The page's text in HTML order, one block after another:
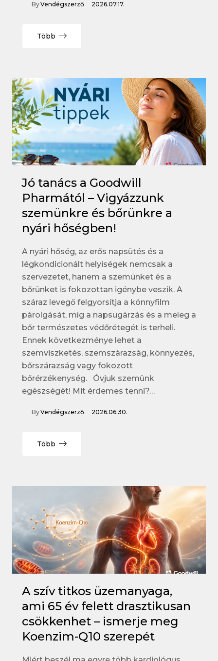
ByVendégszerző 2026.07.17.
Több
Jó tanács a Goodwill
Pharmától – Vigyázzunk
szemünkre és bőrünkre a
nyári hőségben!
A nyári hőség, az erős napsütés és a
légkondicionált helyiségek nemcsak a
szervezetet, hanem a szemünket és a
bőrünket is fokozottan igénybe veszik. A
száraz levegő felgyorsítja a könnyfilm
párolgását, míg a napsugárzás és a meleg a
bőr természetes védőrétegét is terheli.
Ennek következménye lehet a
szemviszketés, szemszárazság, könnyezés,
bőrszárazság vagy fokozott
bőrérzékenység. Óvjuk szemünk
egészségét! Mit érdemes tenni?…
ByVendégszerző 2026.06.30.
Több
A szív titkos üzemanyaga,
ami 65 év felett drasztikusan
csökkenhet – ismerje meg
Koenzim-Q10 szerepét